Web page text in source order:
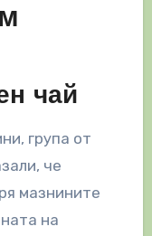
чай
група от
че
мазнините
на